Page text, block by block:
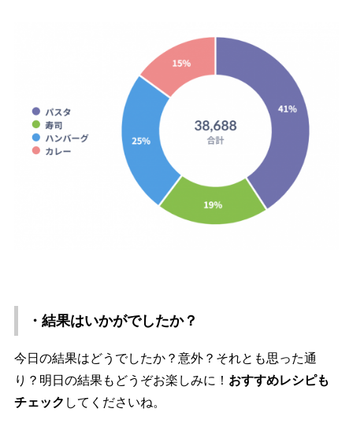
・結果はいかがでしたか？
今日の結果はどうでしたか？意外？それとも思った通
り？明日の結果もどうぞお楽しみに！ おすすめレシピも
チェック してくださいね。